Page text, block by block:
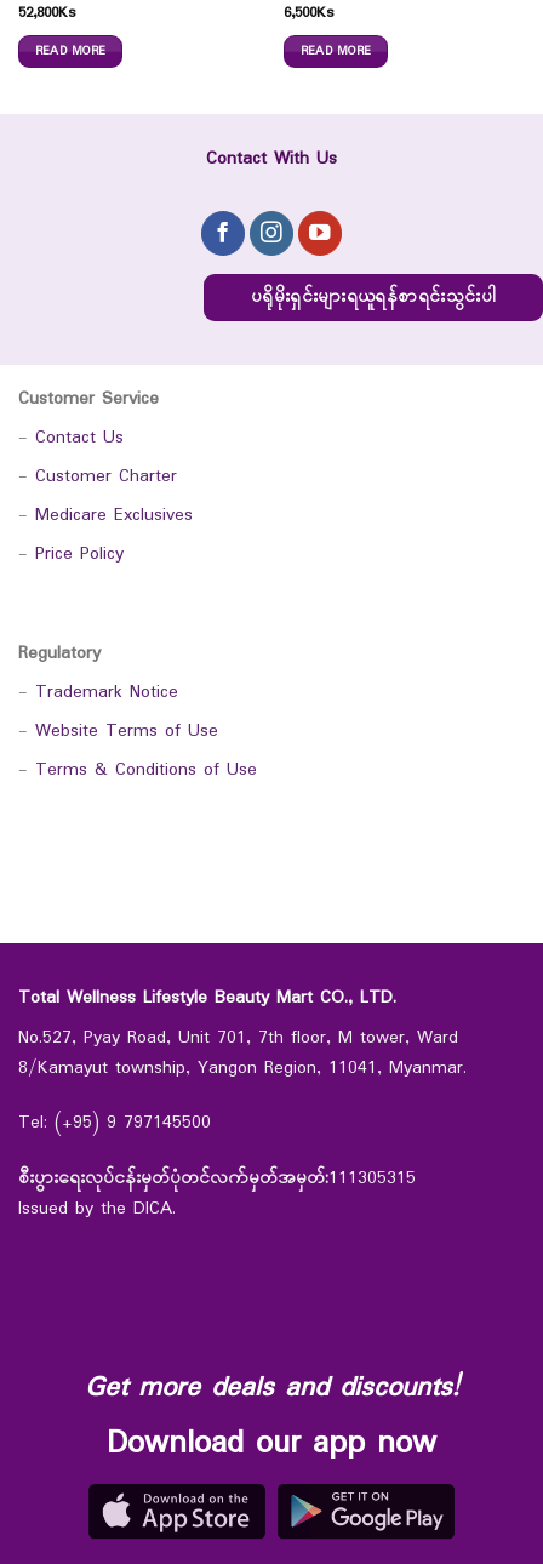
52,800Ks
READ MORE
6,500Ks
READ MORE
Contact With Us
ပရိုမိုးရှင်းများရယူရန်စာရင်းသွင်းပါ
Customer Service
- Contact Us
- Customer Charter
- Medicare Exclusives
- Price Policy
Regulatory
- Trademark Notice
- Website Terms of Use
- Terms & Conditions of Use
Total Wellness Lifestyle Beauty Mart CO., LTD.
No.527, Pyay Road, Unit 701, 7th floor, M tower, Ward
8/Kamayut township, Yangon Region, 11041, Myanmar.
Tel: (+95) 9 797145500
စီးပွားရေးလုပ်ငန်းမှတ်ပုံတင်လက်မှတ်အမှတ်:111305315
Issued by the DICA.
Get more deals and discounts!
Download our app now